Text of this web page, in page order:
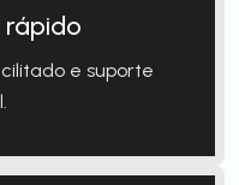
e suporte